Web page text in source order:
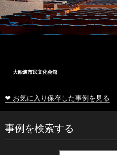
大船渡市民文化会館
❤ お気に入り保存した事例を見る
事例を検索する